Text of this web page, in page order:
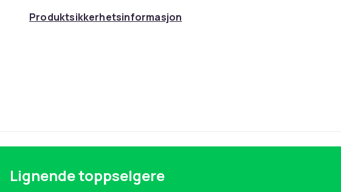
Produktsikkerhetsinformasjon
Lignende toppselgere